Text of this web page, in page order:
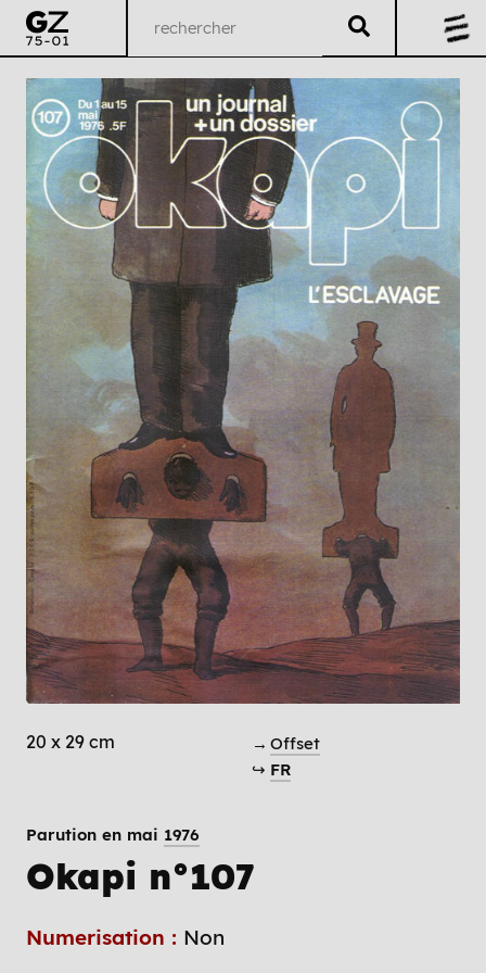
20 x 29 cm → Offset
↪ FR
Parution en mai 1976
Okapi n°107
Numerisation : Non